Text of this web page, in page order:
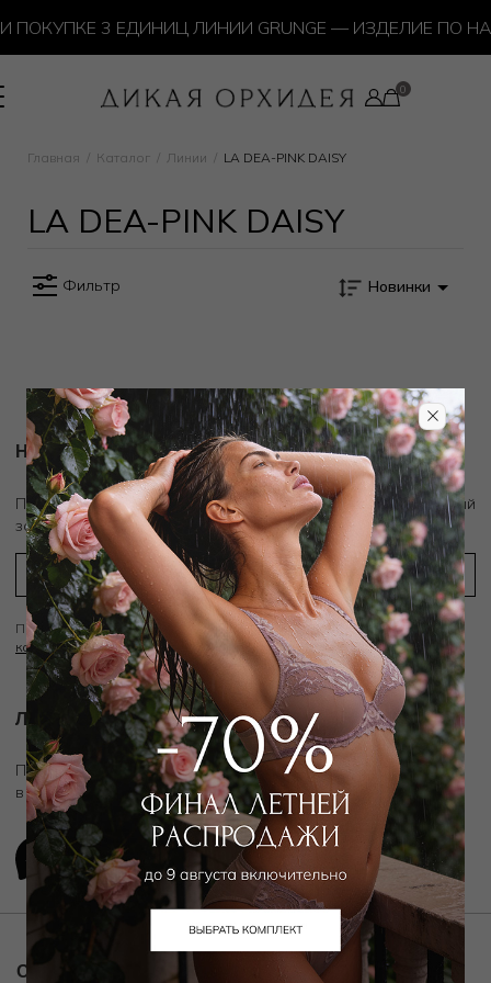
ПОКУПКЕ 3 ЕДИНИЦ ЛИНИИ GRUNGE — ИЗДЕЛИЕ ПО
Главная Каталог Линии LA DEA-PINK DAISY
LA DEA-PINK DAISY
Фильтр Новинки
Новости и акции
Подпишитесь на рассылку и получитескидку 10% на первый
заказ
Подписываясь на рассылку вы соглашаетесь с условиямиПолитики
конфиденциальности
Личный ассистент.
Подключите личного ассистента "Дикой Орхидеи"
в удобном мессенджере
О компании Покупателям